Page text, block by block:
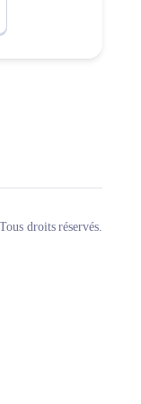
droits réservés.